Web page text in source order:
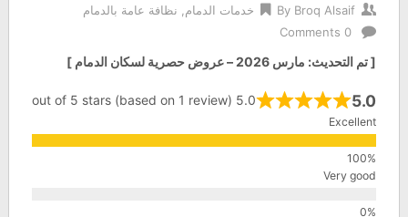
By Broq Alsaif خدمات الدمام
نظافة عامة بالدمام
0 Comments
[ تم التحديث: مارس 2026 – عروض حصرية لسكان الدمام ]
5.0
5.0 out of 5 stars (based on 1 review)
Excellent
Very good